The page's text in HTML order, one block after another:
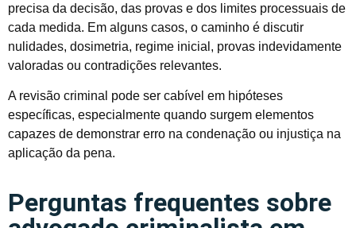
precisa da decisão, das provas e dos limites processuais de
cada medida. Em alguns casos, o caminho é discutir
nulidades, dosimetria, regime inicial, provas indevidamente
valoradas ou contradições relevantes.
A revisão criminal pode ser cabível em hipóteses
específicas, especialmente quando surgem elementos
capazes de demonstrar erro na condenação ou injustiça na
aplicação da pena.
Perguntas frequentes sobre